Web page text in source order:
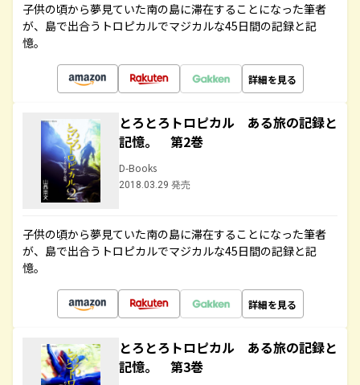
子供の頃から夢見ていた南の島に滞在することになった筆者
が、島で出合うトロピカルでマジカルな45日間の記録と記
憶。
詳細を見る
とろとろトロピカル ある旅の記録と
記憶。 第2巻
D-Books
2018.03.29 発売
子供の頃から夢見ていた南の島に滞在することになった筆者
が、島で出合うトロピカルでマジカルな45日間の記録と記
憶。
詳細を見る
とろとろトロピカル ある旅の記録と
記憶。 第3巻